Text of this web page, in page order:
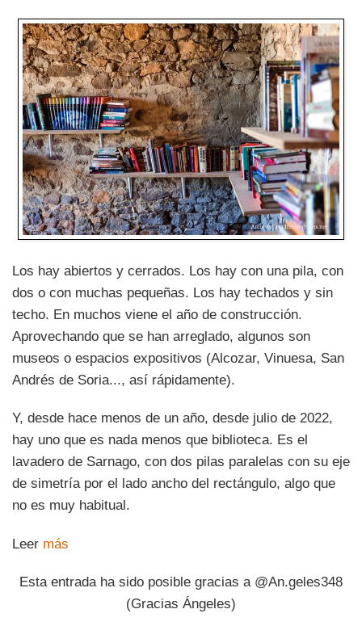
Los hay abiertos y cerrados. Los hay con una pila, con
dos o con muchas pequeñas. Los hay techados y sin
techo. En muchos viene el año de construcción.
Aprovechando que se han arreglado, algunos son
museos o espacios expositivos (Alcozar, Vinuesa, San
Andrés de Soria..., así rápidamente).
Y, desde hace menos de un año, desde julio de 2022,
hay uno que es nada menos que biblioteca. Es el
lavadero de Sarnago, con dos pilas paralelas con su eje
de simetría por el lado ancho del rectángulo, algo que
no es muy habitual.
Leer más
Esta entrada ha sido posible gracias a @An.geles348
(Gracias Ángeles)